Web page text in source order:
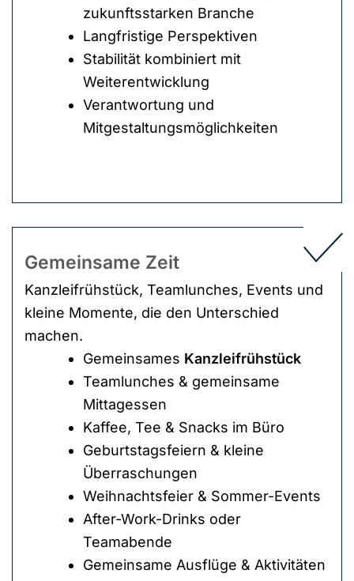
zukunftsstarken Branche
Langfristige Perspektiven
Stabilität kombiniert mit
Weiterentwicklung
Verantwortung und
Mitgestaltungsmöglichkeiten
Gemeinsame Zeit
Kanzleifrühstück, Teamlunches, Events und
kleine Momente, die den Unterschied
machen.
Gemeinsames Kanzleifrühstück
Teamlunches & gemeinsame
Mittagessen
Kaffee, Tee & Snacks im Büro
Geburtstagsfeiern & kleine
Überraschungen
Weihnachtsfeier & Sommer-Events
After-Work-Drinks oder
Teamabende
Gemeinsame Ausflüge & Aktivitäten